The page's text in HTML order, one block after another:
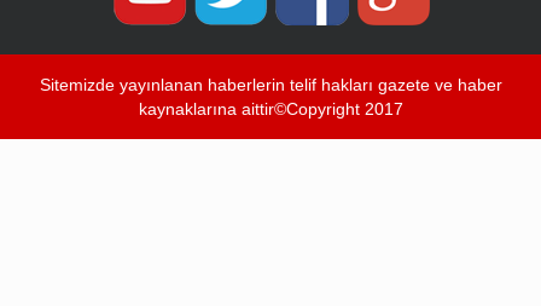
Sitemizde yayınlanan haberlerin telif hakları gazete ve haber
kaynaklarına aittir©Copyright 2017